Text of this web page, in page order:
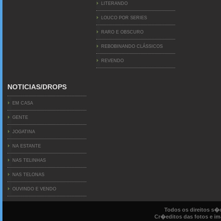
LITERANDO
LOUCO POR SERIES
RARO E OBSCURO
REBOBINANDO CLÁSSICOS
REVENDO
NOTICIAS/DROPS
EM CASA
GENTE
JOGATINA
NA ESTANTE
NAS TELINHAS
NAS TELONAS
OUVINDO E VENDO
Todos os direitos
Cr�editos das fotos e